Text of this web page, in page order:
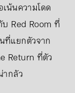
น้นความโดด
Red Room ที่
ที่แยกตัวจาก
Return ที่ตัว
ากลัว